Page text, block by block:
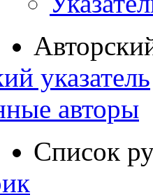
указатель
авторы
Список